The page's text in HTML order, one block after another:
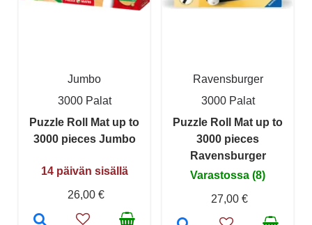
Jumbo
3000 Palat
Puzzle Roll Mat up to
3000 pieces Jumbo
14 päivän sisällä
26,00 €
Ravensburger
3000 Palat
Puzzle Roll Mat up to
3000 pieces
Ravensburger
Varastossa (8)
27,00 €